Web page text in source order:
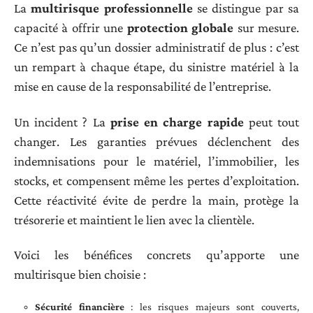
Lamultirisque professionnellese distingue par sa
capacité à offrir une protection globale sur mesure.
Ce n’est pas qu’un dossier administratif de plus : c’est
un rempart à chaque étape, du sinistre matériel à la
mise en cause de la responsabilité de l’entreprise.
Un incident ? La prise en charge rapidepeut tout
changer. Les garanties prévues déclenchent des
indemnisations pour le matériel, l’immobilier, les
stocks, et compensent même les pertes d’exploitation.
Cette réactivité évite de perdre la main, protège la
trésorerie et maintient le lien avec la clientèle.
Voici les bénéfices concrets qu’apporte une
multirisque bien choisie :
Sécurité financière: les risques majeurs sont couverts,